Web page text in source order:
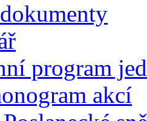
program
akcí